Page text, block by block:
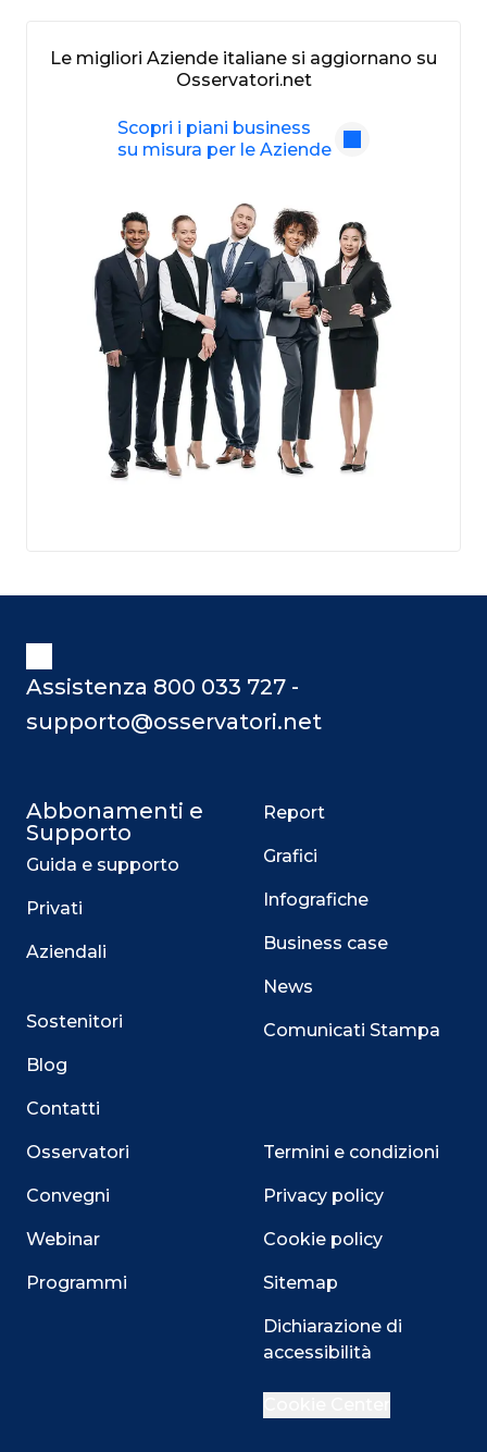
Le migliori Aziende italiane si aggiornano su
Osservatori.net
Scopri i piani business
su misura per le Aziende
Assistenza 800 033 727 -
supporto@osservatori.net
Abbonamenti e
Supporto
Guida e supporto
Privati
Aziendali
Sostenitori
Blog
Contatti
Osservatori
Convegni
Webinar
Programmi
Report
Grafici
Infografiche
Business case
News
Comunicati Stampa
Termini e condizioni
Privacy policy
Cookie policy
Sitemap
Dichiarazione di
accessibilità